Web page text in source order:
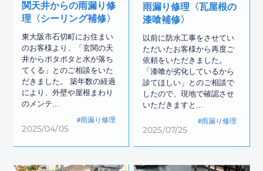
関天井からの雨漏り修
理〈シーリング補修〉
東大阪市石切町にお住まい
のお客様より、「玄関の天
井からポタポタと水が落ち
てくる」とのご相談をいた
だきました。 築年数の経過
により、外壁や屋根まわり
のメンテ...
2025/04/05
雨漏り修理
雨漏り修理〈瓦屋根の
漆喰補修〉
以前に防水工事をさせてい
ただいたお客様から再度ご
依頼をいただきました。
「漆喰が劣化しているから
診てほしい」とのご相談で
したので、現地で確認させ
いただきますと...
2025/07/25
雨漏り修理